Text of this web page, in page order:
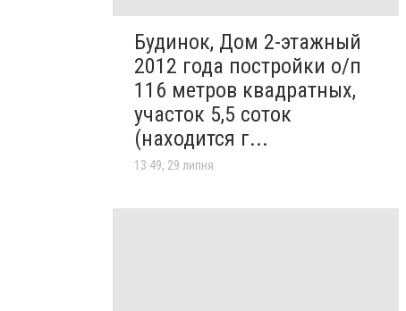
Будинок, Дом 2-этажный
2012 года постройки о/п
116 метров квадратных,
участок 5,5 соток
(находится г...
13:49, 29 липня